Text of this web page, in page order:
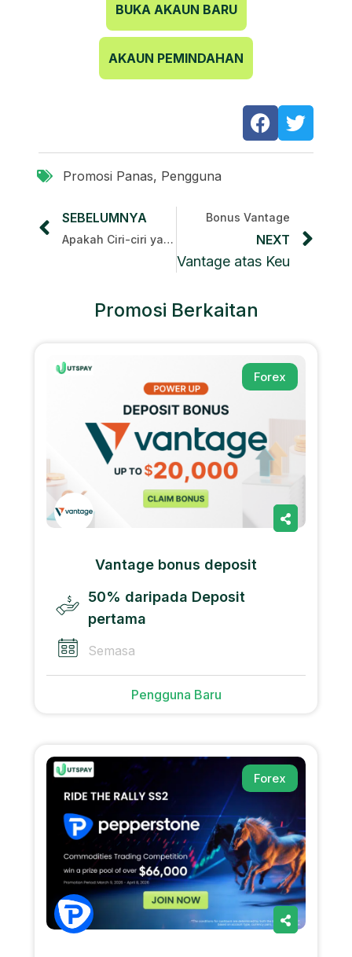
BUKA AKAUN BARU
AKAUN PEMINDAHAN
Promosi Panas, Pengguna
SEBELUMNYA
Apakah Ciri-ciri yang Ditawarkan oleh Broker XS ( XS )? Alat dan Ciri Utama untuk Perdagangan yang Lebih Cekap
Bonus Vantage
NEXT
Vantage atas Keuntungan
Promosi Berkaitan
Forex
Vantage bonus deposit
50% daripada Deposit
pertama
Semasa
Pengguna Baru
Forex